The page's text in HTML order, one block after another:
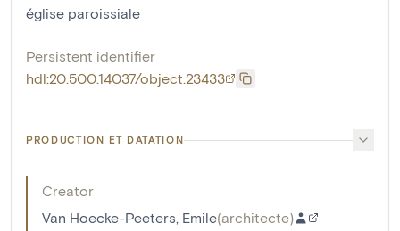
église paroissiale
Persistent identifier
hdl:20.500.14037/object.23433
PRODUCTION ET DATATION
Creator
Van Hoecke-Peeters, Emile(architecte)